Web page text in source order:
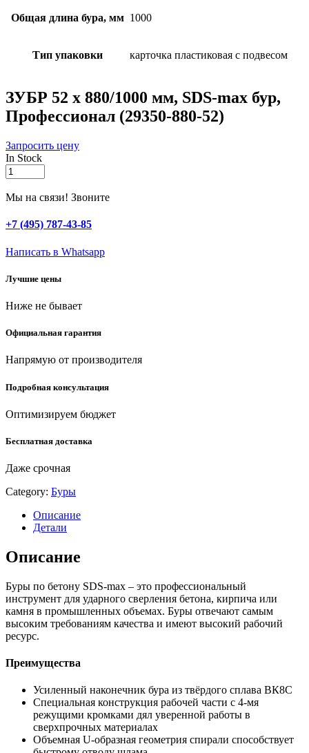
Общая длина бура, мм 1000
Тип упаковки карточка пластиковая с подвесом
ЗУБР 52 x 880/1000 мм, SDS-max бур,
Профессионал (29350-880-52)
Запросить цену
In Stock
ЗУБР
52
x
мм,
SDS-
бур,
(29350-
52)
Мы на связи! Звоните
+7 (495) 787-43-85
Написать в Whatsapp
Лучшие цены
Ниже не бывает
Официальная гарантия
Напрямую от производителя
Подробная консультация
Оптимизируем бюджет
Бесплатная доставка
Даже срочная
Category: Буры
Описание
Детали
Описание
Буры по бетону SDS-max – это профессиональный
инструмент для ударного сверления бетона, кирпича или
камня в промышленных объемах. Буры отвечают самым
высоким требованиям качества и имеют высокий рабочий
ресурс.
Преимущества
Усиленный наконечник бура из твёрдого сплава ВК8С
Специальная конструкция рабочей части с 4-мя
режущими кромками дял уверенной работы в
сверхпрочных материалах
Объемная U-образная геометрия спирали способствует